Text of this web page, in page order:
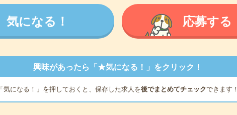
気になる！ 応募する
興味があったら「★気になる！」をクリック！
「気になる！」を押しておくと、保存した求人を後でまとめてチェックできます！